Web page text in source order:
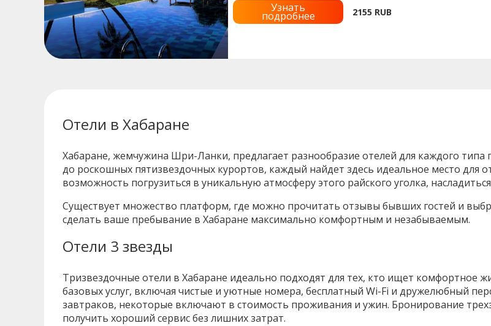
Узнать
подробнее 2155 RUB
Отели в Хабаране
Хабаране, жемчужина Шри-Ланки, предлагает разнообразие отелей для каждого
до роскошных пятизвездочных курортов, каждый найдет здесь идеальное место для
возможность погрузиться в уникальную атмосферу этого райского уголка,
Существует множество платформ, где можно прочитать отзывы бывших гостей и
сделать ваше пребывание в Хабаране максимально комфортным и незабываемым.
Отели 3 звезды
Тризвездочные отели в Хабаране идеально подходят для тех, кто ищет комфортное
базовых услуг, включая чистые и уютные номера, бесплатный Wi-Fi и дружелюбный
завтраков, некоторые включают в стоимость проживания и ужин. Бронирование
получить хороший сервис без лишних затрат.